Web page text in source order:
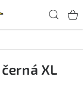
černá XL